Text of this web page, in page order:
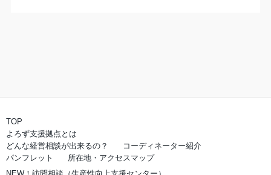
TOP
よろず支援拠点とは
どんな経営相談が出来るの？
コーディネーター紹介
パンフレット
所在地・アクセスマップ